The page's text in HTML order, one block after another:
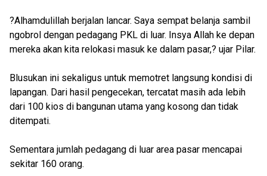
?Alhamdulillah berjalan lancar. Saya sempat belanja sambil
ngobrol dengan pedagang PKL di luar. Insya Allah ke depan
mereka akan kita relokasi masuk ke dalam pasar,? ujar Pilar.
Blusukan ini sekaligus untuk memotret langsung kondisi di
lapangan. Dari hasil pengecekan, tercatat masih ada lebih
dari 100 kios di bangunan utama yang kosong dan tidak
ditempati.
Sementara jumlah pedagang di luar area pasar mencapai
sekitar 160 orang.